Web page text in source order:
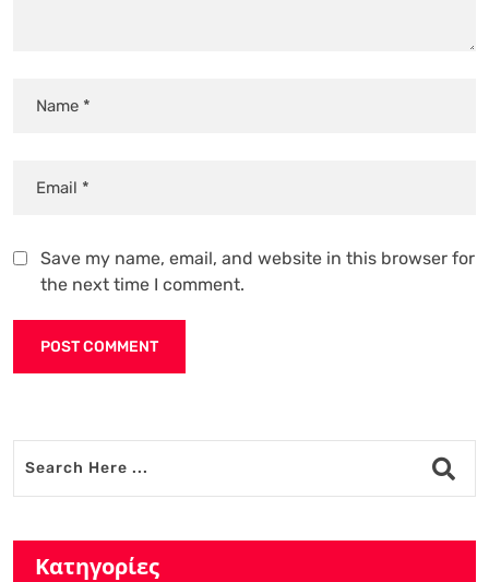
Save my name, email, and website in this browser for
the next time I comment.
Κατηγορίες